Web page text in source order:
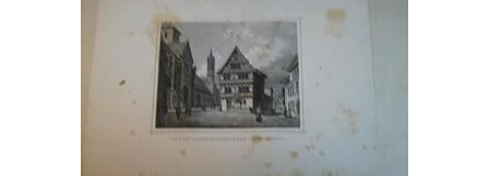
Antiquarische Bücher
Kunst & Sammlerstücke